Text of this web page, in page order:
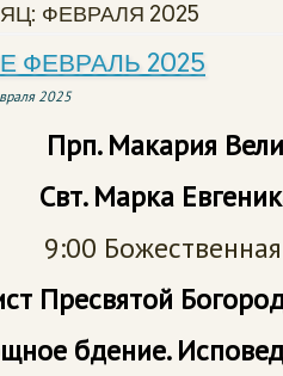
ФЕВРАЛЯ 2025
ФЕВРАЛЬ 2025
2025
Прп. Макария
Марка
Пресвятой
бдение.